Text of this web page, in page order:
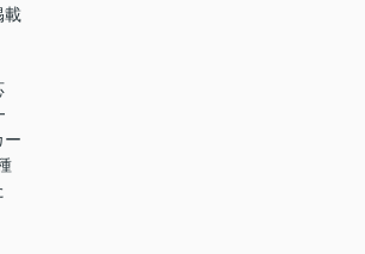
載
ー